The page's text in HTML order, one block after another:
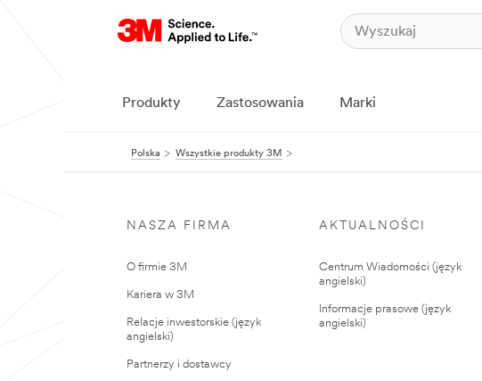
Produkty Zastosowania Marki
Polska Wszystkie produkty 3M
NASZA FIRMA
O firmie 3M
Kariera w 3M
Relacje inwestorskie (język
angielski)
Partnerzy i dostawcy
AKTUALNOŚCI
Centrum Wiadomości (język
angielski)
Informacje prasowe (język
angielski)